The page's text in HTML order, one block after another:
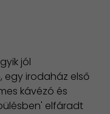
jól
egy irodaház első
kávézó és
elfáradt